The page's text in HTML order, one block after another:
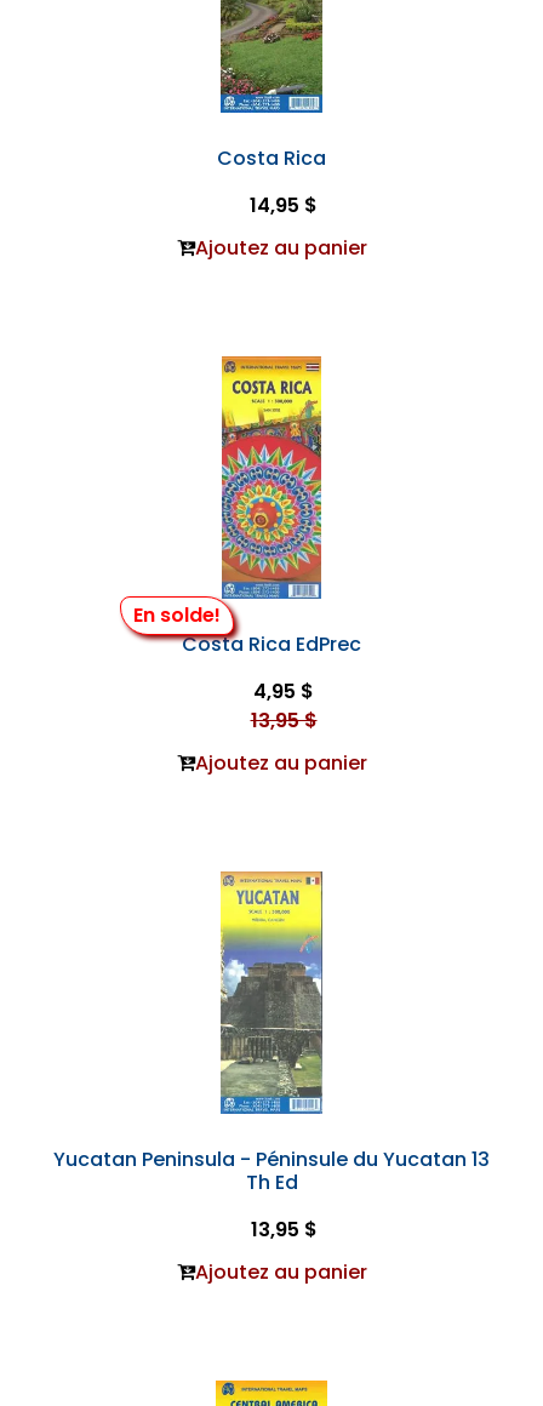
Costa Rica
14,95 $
Ajoutez au panier
En solde!
Costa Rica EdPrec
4,95 $
13,95 $
Ajoutez au panier
Yucatan Peninsula - Péninsule du Yucatan 13
Th Ed
13,95 $
Ajoutez au panier